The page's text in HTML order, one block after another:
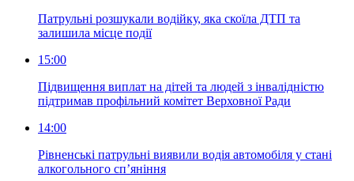
Патрульні розшукали водійку, яка скоїла ДТП та
залишила місце події
15:00
Підвищення виплат на дітей та людей з інвалідністю
підтримав профільний комітет Верховної Ради
14:00
Рівненські патрульні виявили водія автомобіля у стані
алкогольного сп’яніння